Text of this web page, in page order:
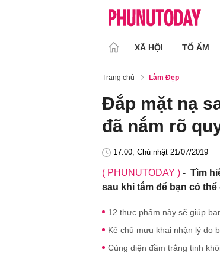
XÃ HỘI TỔ ẤM
Trang chủ Làm Đẹp
Đắp mặt nạ
đã nắm rõ
17:00, Chủ nhật 21/07/2019
( PHUNUTODAY ) - Tìm
sau khi tắm để bạn có
12 thực phẩm này sẽ giúp
Kẻ chủ mưu khai nhận lý do
Cùng diện đầm trắng tinh